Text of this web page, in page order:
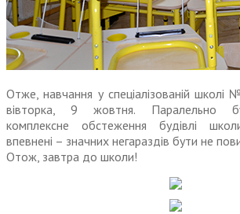
Отже, навчання у спеціалізованій школі
вівторка, 9 жовтня. Паралельно
комплексне обстеження будівлі
впевнені – значних негараздів бути не
Отож, завтра до школи!